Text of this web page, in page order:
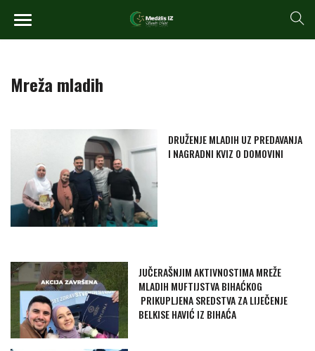
Mreža mladih
DRUŽENJE MLADIH UZ PREDAVANJA
I NAGRADNI KVIZ O DOMOVINI
JUČERAŠNJIM AKTIVNOSTIMA MREŽE
MLADIH MUFTIJSTVA BIHAĆKOG
PRIKUPLJENA SREDSTVA ZA LIJEČENJE
BELKISE HAVIĆ IZ BIHAĆA